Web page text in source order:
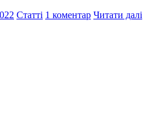
Статті 1 коментар Читати далі